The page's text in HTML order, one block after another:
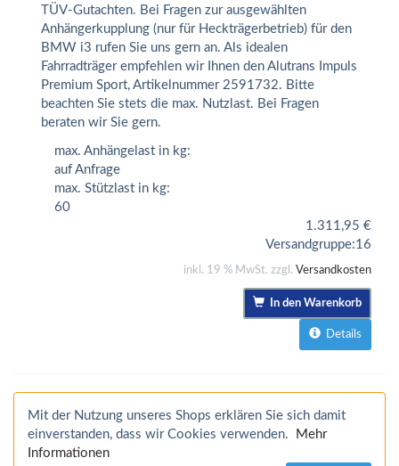
TÜV-Gutachten. Bei Fragen zur ausgewählten
Anhängerkupplung (nur für Heckträgerbetrieb) für den
BMW i3 rufen Sie uns gern an. Als idealen
Fahrradträger empfehlen wir Ihnen den Alutrans Impuls
Premium Sport, Artikelnummer 2591732. Bitte
beachten Sie stets die max. Nutzlast. Bei Fragen
beraten wir Sie gern.
max. Anhängelast in kg:
auf Anfrage
max. Stützlast in kg:
60
1.311,95 €
Versandgruppe:16
inkl. 19 % MwSt. zzgl. Versandkosten
In den Warenkorb
Details
Mit der Nutzung unseres Shops erklären Sie sich damit
einverstanden, dass wir Cookies verwenden.
Mehr
Informationen